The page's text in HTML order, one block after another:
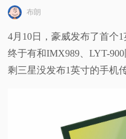
快
布朗
4月10日，豪威发布了首个
终于有和IMX989、LYT-
剩三星没发布1英寸的手机